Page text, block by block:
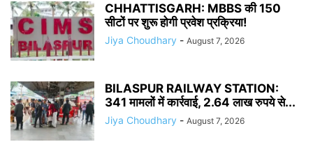
CHHATTISGARH: MBBS की 150
सीटों पर शुरू होगी प्रवेश प्रक्रिया!
Jiya Choudhary - August 7, 2026
BILASPUR RAILWAY STATION:
341 मामलों में कार्रवाई, 2.64 लाख रुपये से...
Jiya Choudhary - August 7, 2026